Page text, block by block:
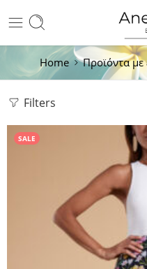
Home Προϊόντα με
Filters
SALE